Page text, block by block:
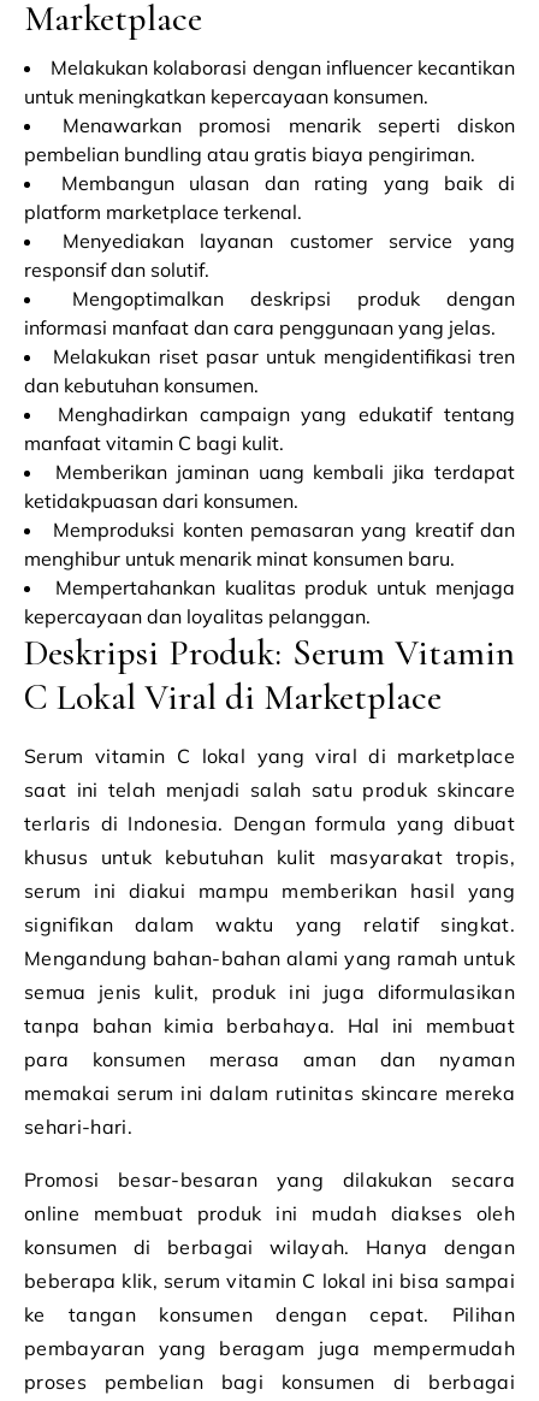
Marketplace
Melakukan kolaborasi dengan influencer kecantikan
untuk meningkatkan kepercayaan konsumen.
Menawarkan promosi menarik seperti diskon
pembelian bundling atau gratis biaya pengiriman.
Membangun ulasan dan rating yang baik di
platform marketplace terkenal.
Menyediakan layanan customer service yang
responsif dan solutif.
Mengoptimalkan deskripsi produk dengan
informasi manfaat dan cara penggunaan yang jelas.
Melakukan riset pasar untuk mengidentifikasi tren
dan kebutuhan konsumen.
Menghadirkan campaign yang edukatif tentang
manfaat vitamin C bagi kulit.
Memberikan jaminan uang kembali jika terdapat
ketidakpuasan dari konsumen.
Memproduksi konten pemasaran yang kreatif dan
menghibur untuk menarik minat konsumen baru.
Mempertahankan kualitas produk untuk menjaga
kepercayaan dan loyalitas pelanggan.
Deskripsi Produk: Serum Vitamin
C Lokal Viral di Marketplace
Serum vitamin C lokal yang viral di marketplace
saat ini telah menjadi salah satu produk skincare
terlaris di Indonesia. Dengan formula yang dibuat
khusus untuk kebutuhan kulit masyarakat tropis,
serum ini diakui mampu memberikan hasil yang
signifikan dalam waktu yang relatif singkat.
Mengandung bahan-bahan alami yang ramah untuk
semua jenis kulit, produk ini juga diformulasikan
tanpa bahan kimia berbahaya. Hal ini membuat
para konsumen merasa aman dan nyaman
memakai serum ini dalam rutinitas skincare mereka
sehari-hari.
Promosi besar-besaran yang dilakukan secara
online membuat produk ini mudah diakses oleh
konsumen di berbagai wilayah. Hanya dengan
beberapa klik, serum vitamin C lokal ini bisa sampai
ke tangan konsumen dengan cepat. Pilihan
pembayaran yang beragam juga mempermudah
proses pembelian bagi konsumen di berbagai